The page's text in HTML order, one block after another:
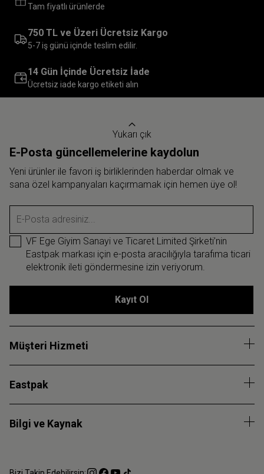
Tam fiyatlı ürünlerde
750 TL ve Üzeri Ücretsiz Kargo
5-7 iş günü içinde teslim edilir.
14 Gün İçinde Ücretsiz İade
Ücretsiz iade kargo etiketi alın
Yukarı çık
E-Posta güncellemelerine kaydolun
Yeni ürünler ile favori iş birliklerinden haberdar olmak ve
sana özel kampanyaları kaçırmamak için hemen üye ol!
E-Posta adresiniz...
VF Ege Giyim Sanayi ve Ticaret Limited Şirketi’nin
Eastpak markası için e-posta aracılığıyla tarafıma ticari
elektronik ileti göndermesine izin veriyorum.
Kayıt Ol
Müşteri Hizmeti
Eastpak
Bilgi ve Kaynak